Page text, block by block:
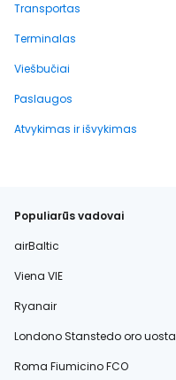
Transportas
Terminalas
Viešbučiai
Paslaugos
Atvykimas ir išvykimas
Populiarūs vadovai
airBaltic
Viena VIE
Ryanair
Londono Stanstedo oro
Roma Fiumicino FCO